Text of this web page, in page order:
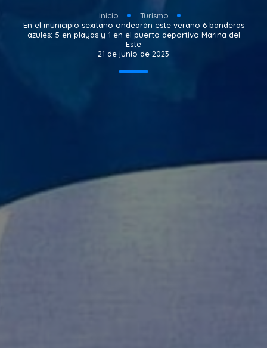
Inicio
Turismo
En el municipio sexitano ondearán este verano 6 banderas
azules: 5 en playas y 1 en el puerto deportivo Marina del
Este
21 de junio de 2023